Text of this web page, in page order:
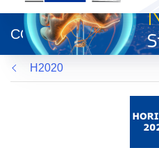
neuem
Fenster)
CORDIS
H2020